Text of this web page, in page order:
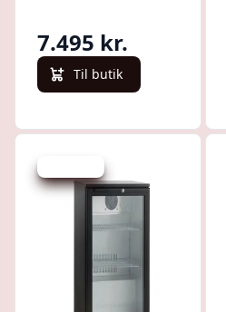
7.495 kr.
Til butik